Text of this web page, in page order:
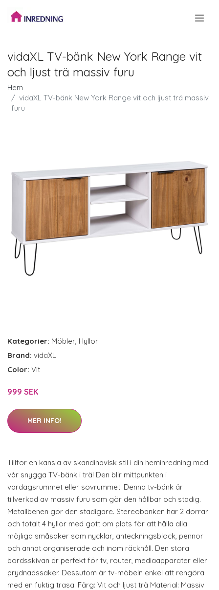
vidaXL TV-bänk New York Range vit
och ljust trä massiv furu
Hem
vidaXL TV-bänk New York Range vit och ljust trä massiv
furu
Kategorier: Möbler, Hyllor
Brand: vidaXL
Color: Vit
999 SEK
MER INFO!
Tillför en känsla av skandinavisk stil i din heminredning med
vår snygga TV-bänk i trä! Den blir mittpunkten i
vardagsrummet eller sovrummet. Denna tv-bänk är
tillverkad av massiv furu som gör den hållbar och stadig.
Metallbenen gör den stadigare. Stereobänken har 2 dörrar
och totalt 4 hyllor med gott om plats för att hålla alla
möjliga småsaker som nycklar, anteckningsblock, pennor
och annat organiserade och inom räckhåll. Den stora
bordsskivan är perfekt för tv, router, mediaapparater eller
prydnadssaker. Dessutom är tv-möbeln enkel att rengöra
med en fuktig trasa. Färg: Vit och ljust trä Material: Massiv